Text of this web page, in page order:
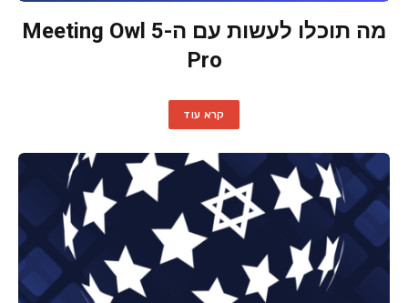
מה תוכלו לעשות עם ה-Meeting Owl 5
Pro
קרא עוד